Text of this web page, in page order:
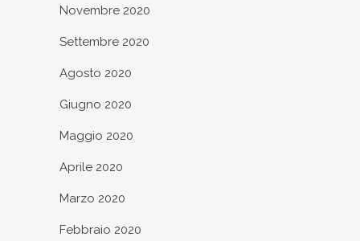
Novembre 2020
Settembre 2020
Agosto 2020
Giugno 2020
Maggio 2020
Aprile 2020
Marzo 2020
Febbraio 2020